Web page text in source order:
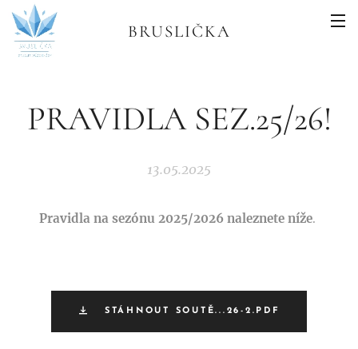
BRUSLIČKA
PRAVIDLA SEZ.25/26!
13.05.2025
Pravidla na sezónu 2025/2026 naleznete níže.
STÁHNOUT SOUTĚ...26-2.PDF